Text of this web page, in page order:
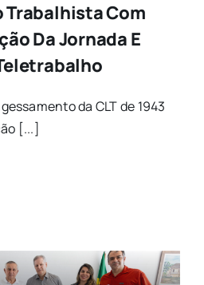
Com
Da Jornada E
da CLT de 1943
[...]